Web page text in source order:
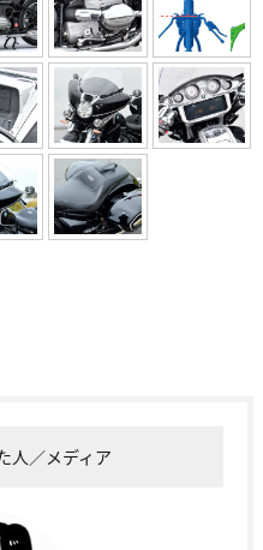
人／メディア
シン編集部)
製品テストを担当するベテ